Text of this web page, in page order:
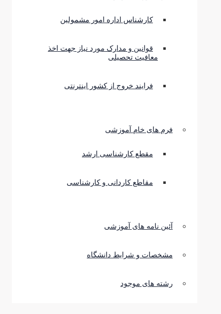
کارشناس اداره امور مشمولین
قوانین و مدارک مورد نیاز جهت اخذ
معافیت تحصیلی
فرایند خروج از کشور اینترنتی
فرم های خام آموزشی
مقطع کارشناسی ارشد
مقاطع کاردانی و کارشناسی
آئین نامه های آموزشی
مشخصات و شرایط دانشگاه
رشته های موجود